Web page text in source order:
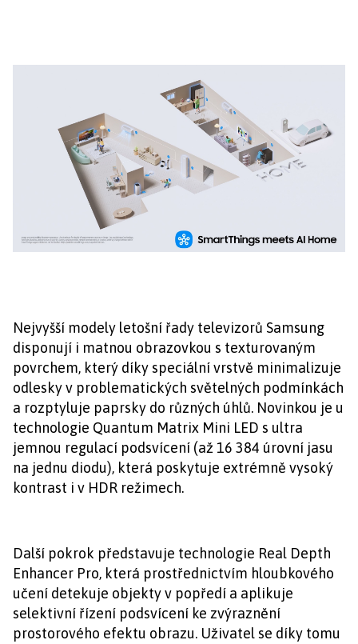
Nejvyšší modely letošní řady televizorů Samsung
disponují i matnou obrazovkou s texturovaným
povrchem, který díky speciální vrstvě minimalizuje
odlesky v problematických světelných podmínkách
a rozptyluje paprsky do různých úhlů. Novinkou je u
technologie Quantum Matrix Mini LED s ultra
jemnou regulací podsvícení (až 16 384 úrovní jasu
na jednu diodu), která poskytuje extrémně vysoký
kontrast i v HDR režimech.
Další pokrok představuje technologie Real Depth
Enhancer Pro, která prostřednictvím hloubkového
učení detekuje objekty v popředí a aplikuje
selektivní řízení podsvícení ke zvýraznění
prostorového efektu obrazu. Uživatel se díky tomu